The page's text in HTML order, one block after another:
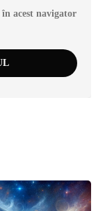
acest navigator